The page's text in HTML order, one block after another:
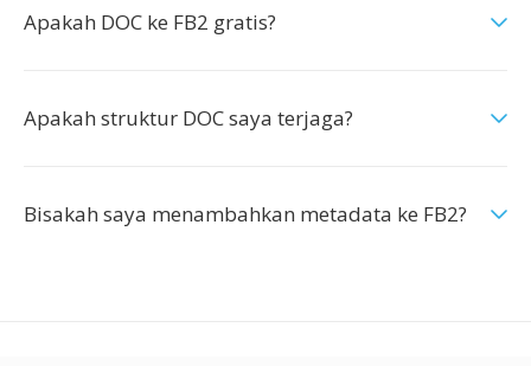
Apakah DOC ke FB2 gratis?
Apakah struktur DOC saya terjaga?
Bisakah saya menambahkan metadata ke FB2?